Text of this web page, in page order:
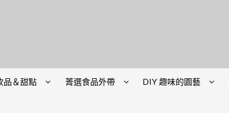
品＆甜點 菁選食品外帶 DIY 趣味的園藝